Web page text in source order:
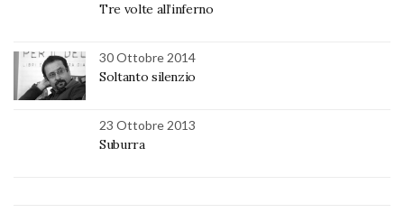
Tre volte all’inferno
30 Ottobre 2014
Soltanto silenzio
23 Ottobre 2013
Suburra